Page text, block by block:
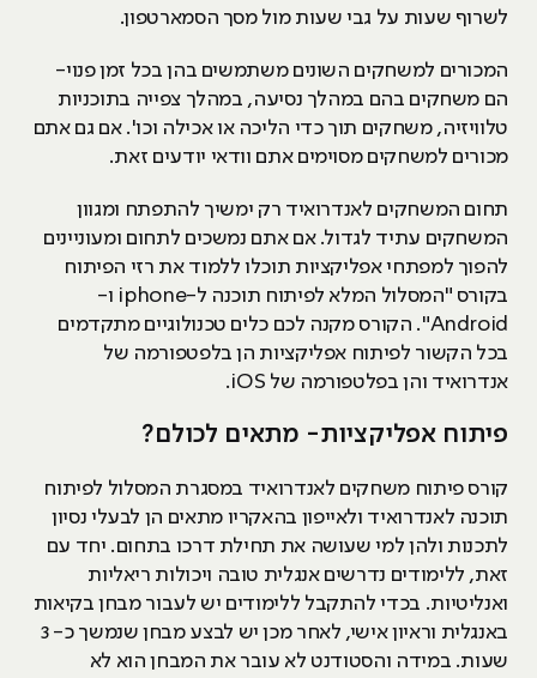
לשרוף שעות על גבי שעות מול מסך הסמארטפון.
המכורים למשחקים השונים משתמשים בהן בכל זמן פנוי-
הם משחקים בהם במהלך נסיעה, במהלך צפייה בתוכניות
טלוויזיה, משחקים תוך כדי הליכה או אכילה וכו'. אם גם אתם
מכורים למשחקים מסוימים אתם וודאי יודעים זאת.
תחום המשחקים לאנדרואיד רק ימשיך להתפתח ומגוון
המשחקים עתיד לגדול. אם אתם נמשכים לתחום ומעוניינים
להפוך למפתחי אפליקציות תוכלו ללמוד את רזי הפיתוח
בקורס "המסלול המלא לפיתוח תוכנה ל-iphone ו-
Android". הקורס מקנה לכם כלים טכנולוגיים מתקדמים
בכל הקשור לפיתוח אפליקציות הן בלפטפורמה של
אנדרואיד והן בפלטפורמה של iOS.
פיתוח אפליקציות- מתאים לכולם?
קורס פיתוח משחקים לאנדרואיד במסגרת המסלול לפיתוח
תוכנה לאנדרואיד ולאייפון בהאקריו מתאים הן לבעלי נסיון
לתכנות ולהן למי שעושה את תחילת דרכו בתחום. יחד עם
זאת, ללימודים נדרשים אנגלית טובה ויכולות ריאליות
ואנליטיות. בכדי להתקבל ללימודים יש לעבור מבחן בקיאות
באנגלית וראיון אישי, לאחר מכן יש לבצע מבחן שנמשך כ- 3
שעות. במידה והסטודנט לא עובר את המבחן הוא לא